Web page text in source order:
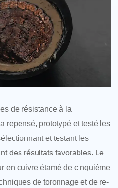
de résistance à la
repensé, prototypé et testé les
et testant les
des résultats favorables. Le
en cuivre étamé de cinquième
de toronnage et de re-